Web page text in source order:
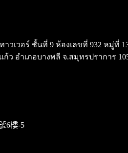
าวเวอร์ ชั้นที่ 9 ห้องเลขที่ 932 หมู่ที่
ว อำเภอบางพลี จ.สมุทรปราการ
6樓-5